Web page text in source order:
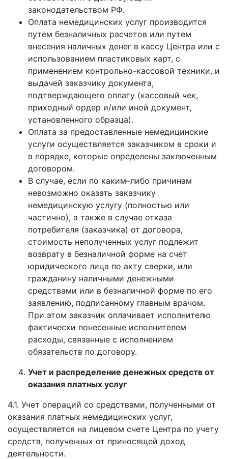
законодательством РФ.
Оплата немедицинских услуг производится
путем безналичных расчетов или путем
внесения наличных денег в кассу Центра или с
использованием пластиковых карт, с
применением контрольно-кассовой техники, и
выдачей заказчику документа,
подтверждающего оплату (кассовый чек,
приходный ордер и/или иной документ,
установленного образца).
Оплата за предоставленные немедицинские
услуги осуществляется заказчиком в сроки и
в порядке, которые определены заключенным
договором.
В случае, если по каким–либо причинам
невозможно оказать заказчику
немедицинскую услугу (полностью или
частично), а также в случае отказа
потребителя (заказчика) от договора,
стоимость неполученных услуг подлежит
возврату в безналичной форме на счет
юридического лица по акту сверки, или
гражданину наличными денежными
средствами или в безналичной форме по его
заявлению, подписанному главным врачом.
При этом заказчик оплачивает исполнителю
фактически понесенные исполнителем
расходы, связанные с исполнением
обязательств по договору.
Учет и распределение денежных средств от
оказания платных услуг
4.1. Учет операций со средствами, полученными от
оказания платных немедицинских услуг,
осуществляется на лицевом счете Центра по учету
средств, полученных от приносящей доход
деятельности.